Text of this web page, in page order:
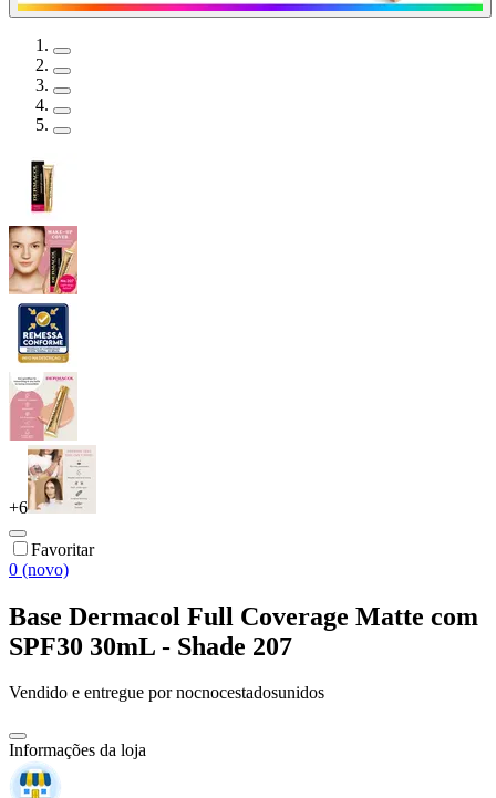
+6
Favoritar
0 (novo)
Base Dermacol Full Coverage Matte com
SPF30 30mL - Shade 207
Vendido e entregue por nocnocestadosunidos
Informações da loja